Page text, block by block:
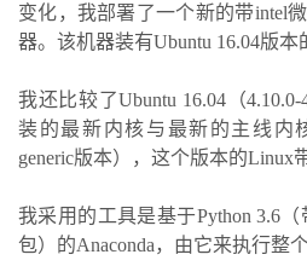
变化，我部署了一个新的带intel
器。该机器装有Ubuntu 16.04版本
我还比较了Ubuntu 16.04（
装的最新内核与最新的主线内
generic版本），这个版本的Linux
我采用的工具是基于Python 3.6
包）的Anaconda，由它来执行整个